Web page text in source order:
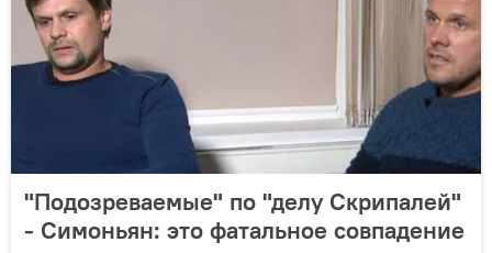
"Подозреваемые" по "делу Скрипалей"
- Симоньян: это фатальное совпадение